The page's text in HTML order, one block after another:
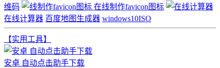
维码
在线制作favicon图标
在线计算器 百度地图生成器 windows10ISO
【实用工具】
安卓 自动点击助手下载